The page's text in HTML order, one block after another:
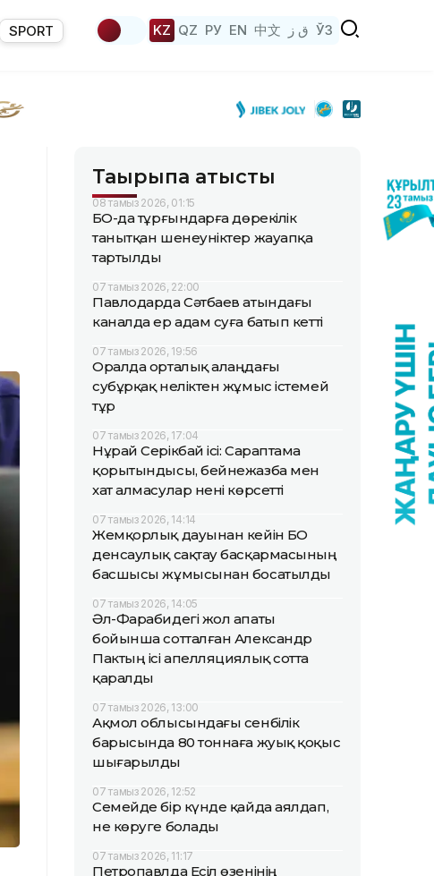
SPORT KZ QZ РУ EN 中文 ق ز ЎЗ
Тақырыпқа қатысты
08 тамыз 2026, 01:15
БҚО-да тұрғындарға дөрекілік
танытқан шенеуніктер жауапқа
тартылды
07 тамыз 2026, 22:00
Павлодарда Сәтбаев атындағы
каналда ер адам суға батып кетті
07 тамыз 2026, 19:56
Оралда орталық алаңдағы
субұрқақ неліктен жұмыс істемей
тұр
07 тамыз 2026, 17:04
Нұрай Серікбай ісі: Сараптама
қорытындысы, бейнежазба мен
хат алмасулар нені көрсетті
07 тамыз 2026, 14:14
Жемқорлық дауынан кейін БҚО
денсаулық сақтау басқармасының
басшысы жұмысынан босатылды
07 тамыз 2026, 14:05
Әл-Фарабидегі жол апаты
бойынша сотталған Александр
Пактың ісі апелляциялық сотта
қаралды
07 тамыз 2026, 13:00
Ақмол облысындағы сенбілік
барысында 80 тоннаға жуық қоқыс
шығарылды
07 тамыз 2026, 12:52
Семейде бір күнде қайда аялдап,
не көруге болады
07 тамыз 2026, 11:17
Петропавлда Есіл өзенінің